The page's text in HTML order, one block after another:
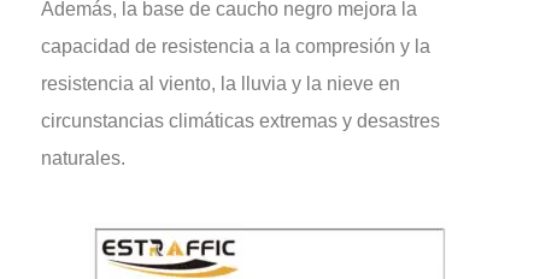
Además, la base de caucho negro mejora la
capacidad de resistencia a la compresión y la
resistencia al viento, la lluvia y la nieve en
circunstancias climáticas extremas y desastres
naturales.